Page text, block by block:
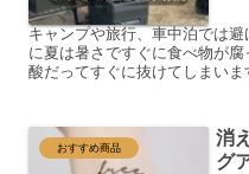
キャンプや旅行、車中泊では
に夏は暑さですぐに食べ物が
酸だってすぐに抜けてしまいま
おすすめ商品
消
グ